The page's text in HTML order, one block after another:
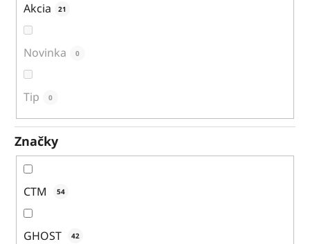
Akcia 21
Novinka 0
Tip 0
Značky
CTM 54
GHOST 42